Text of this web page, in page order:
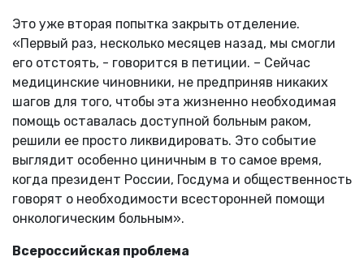
Это уже вторая попытка закрыть отделение.
«Первый раз, несколько месяцев назад, мы смогли
его отстоять, - говорится в петиции. – Сейчас
медицинские чиновники, не предприняв никаких
шагов для того, чтобы эта жизненно необходимая
помощь оставалась доступной больным раком,
решили ее просто ликвидировать. Это событие
выглядит особенно циничным в то самое время,
когда президент России, Госдума и общественность
говорят о необходимости всесторонней помощи
онкологическим больным».
Всероссийская проблема